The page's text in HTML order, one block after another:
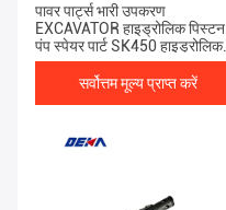
पावर पार्ट्स भारी उपकरण
EXCAVATOR हाइड्रोलिक पिस्टन
पंप स्पेयर पार्ट SK450 हाइड्रोलिक
पंप के लिए मुख्य राहत वाल्व
सर्वोत्तम मूल्य प्राप्त करें